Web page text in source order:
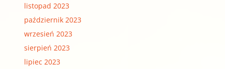
listopad 2023
październik 2023
wrzesień 2023
sierpień 2023
lipiec 2023